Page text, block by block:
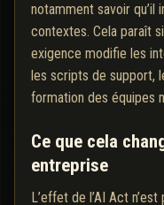
notamment savoir qu’il
contextes. Cela paraît
exigence modifie les
les scripts de support,
formation des équipes
Ce que cela
entreprise
L’effet de l’AI Act